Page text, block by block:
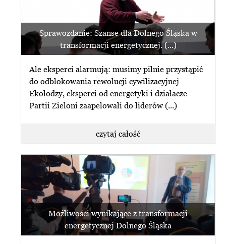
Sprawozdanie: Szanse dla Dolnego Śląska w
transformacji energetycznej. (...)
Ale eksperci alarmują: musimy pilnie przystąpić
do odblokowania rewolucji cywilizacyjnej
Ekolodzy, eksperci od energetyki i działacze
Partii Zieloni zaapelowali do liderów (...)
czytaj całość
Możliwości wynikające z transformacji
energetycznej Dolnego Śląska